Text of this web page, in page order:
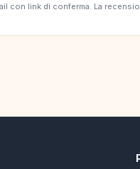
con link di conferma. La